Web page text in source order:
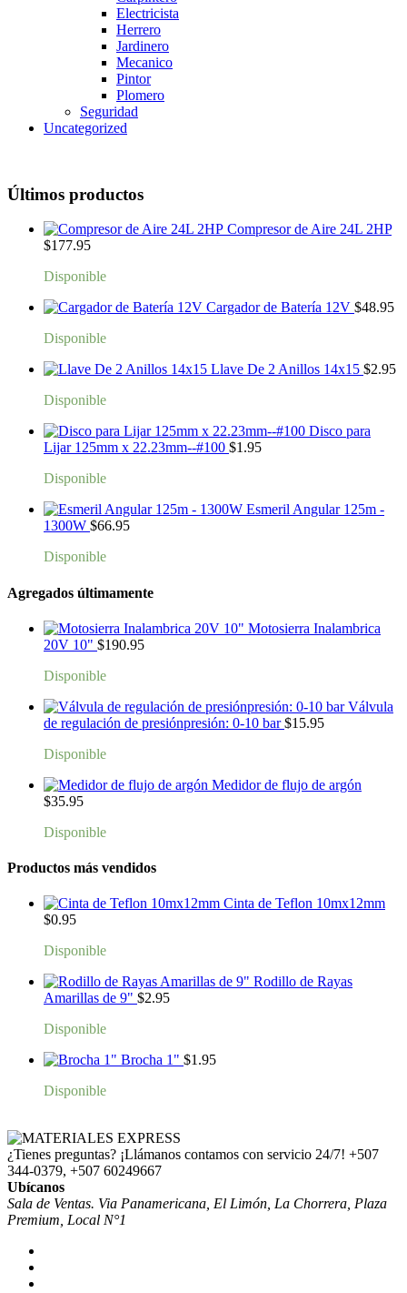
Electricista
Herrero
Jardinero
Mecanico
Pintor
Plomero
Seguridad
Uncategorized
Últimos productos
Compresor de Aire 24L 2HP
$177.95
Disponible
Cargador de Batería 12V $48.95
Disponible
Llave De 2 Anillos 14x15 $2.95
Disponible
Disco para
Lijar 125mm x 22.23mm--#100 $1.95
Disponible
Esmeril Angular 125m -
1300W $66.95
Disponible
Agregados últimamente
Motosierra Inalambrica
20V 10" $190.95
Disponible
Válvula
de regulación de presiónpresión: 0-10 bar $15.95
Disponible
Medidor de flujo de argón
$35.95
Disponible
Productos más vendidos
Cinta de Teflon 10mx12mm
$0.95
Disponible
Rodillo de Rayas
Amarillas de 9" $2.95
Disponible
Brocha 1" $1.95
Disponible
¿Tienes preguntas? ¡Llámanos contamos con servicio 24/7! +507
344-0379, +507 60249667
Ubícanos
Sala de Ventas. Via Panamericana, El Limón, La Chorrera, Plaza
Premium, Local N°1